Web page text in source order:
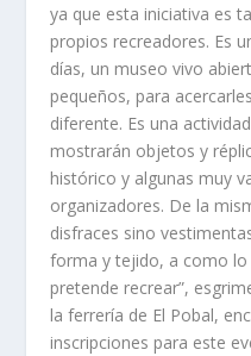
ya que esta iniciativa es
propios recreadores. Es
días, un museo vivo
pequeños, para
diferente. Es una
mostrarán objetos y
histórico y algunas muy
organizadores. De la
disfraces sino
forma y tejido, a como lo
pretende recrear”,
la ferrería de El Pobal,
inscripciones para este